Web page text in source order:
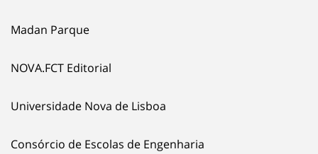
Madan Parque
NOVA.FCT Editorial
Universidade Nova de Lisboa
Consórcio de Escolas de Engenharia